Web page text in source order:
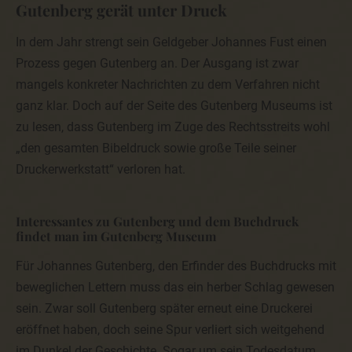
Gutenberg gerät unter Druck
In dem Jahr strengt sein Geldgeber Johannes Fust einen
Prozess gegen Gutenberg an. Der Ausgang ist zwar
mangels konkreter Nachrichten zu dem Verfahren nicht
ganz klar. Doch auf der Seite des Gutenberg Museums ist
zu lesen, dass Gutenberg im Zuge des Rechtsstreits wohl
„den gesamten Bibeldruck sowie große Teile seiner
Druckerwerkstatt“ verloren hat.
Interessantes zu Gutenberg und dem Buchdruck
findet man im Gutenberg Museum
Für Johannes Gutenberg, den Erfinder des Buchdrucks mit
beweglichen Lettern muss das ein herber Schlag gewesen
sein. Zwar soll Gutenberg später erneut eine Druckerei
eröffnet haben, doch seine Spur verliert sich weitgehend
Rechtsansprüchen.
Verarbeiten wir personenbezogene Daten, um Direktwerbung
zu betreiben, so hat die betroffene Person das Recht,
jederzeit Widerspruch gegen die Verarbeitung der
einzulegen. Dies gilt auch für das Profiling, soweit es mit
solcher Direktwerbung in Verbindung steht. Widerspricht die
betroffene Person gegenüber der Verarbeitung für Zwecke
der Direktwerbung, so werden wir die personenbezogenen
Daten nicht mehr für diese Zwecke verarbeiten.
Zudem hat die betroffene Person das Recht, aus Gründen,
die sich aus ihrer besonderen Situation ergeben, gegen die
erfolgen, Widerspruch einzulegen, es sei denn, eine solche
Verarbeitung ist zur Erfüllung einer im öffentlichen
Zur Ausübung des Rechts auf Widerspruch kann sich die
betroffene Person direkt an jeden Mitarbeiter wenden. Der
betroffenen Person steht es ferner frei, im Zusammenhang
mit der Nutzung von Diensten der Informationsgesellschaft,
ungeachtet der Richtlinie 2002/58/EG, ihr Widerspruchsrecht
mittels automatisierter Verfahren auszuüben, bei denen